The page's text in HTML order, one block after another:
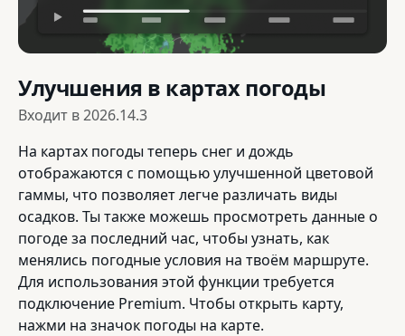
Улучшения в картах погоды
Входит в2026.14.3
На картах погоды теперь снег и дождь
отображаются с помощью улучшенной цветовой
гаммы, что позволяет легче различать виды
осадков. Ты также можешь просмотреть данные о
погоде за последний час, чтобы узнать, как
менялись погодные условия на твоём маршруте.
Для использования этой функции требуется
подключение Premium. Чтобы открыть карту,
нажми на значок погоды на карте.